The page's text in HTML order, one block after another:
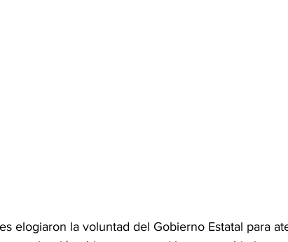
elogiaron la voluntad del Gobierno Estatal para